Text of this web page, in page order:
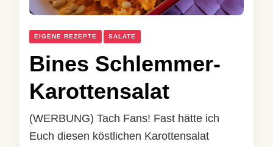
EIGENE REZEPTE SALATE
Bines Schlemmer-
Karottensalat
(WERBUNG) Tach Fans! Fast hätte ich
Euch diesen köstlichen Karottensalat